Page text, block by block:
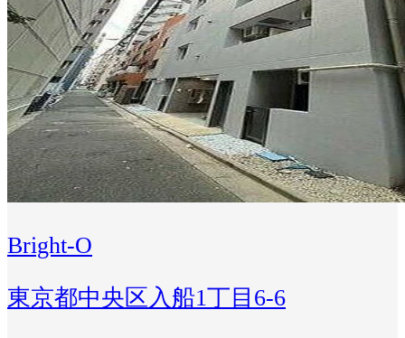
Bright-O
東京都中央区入船1丁目6-6